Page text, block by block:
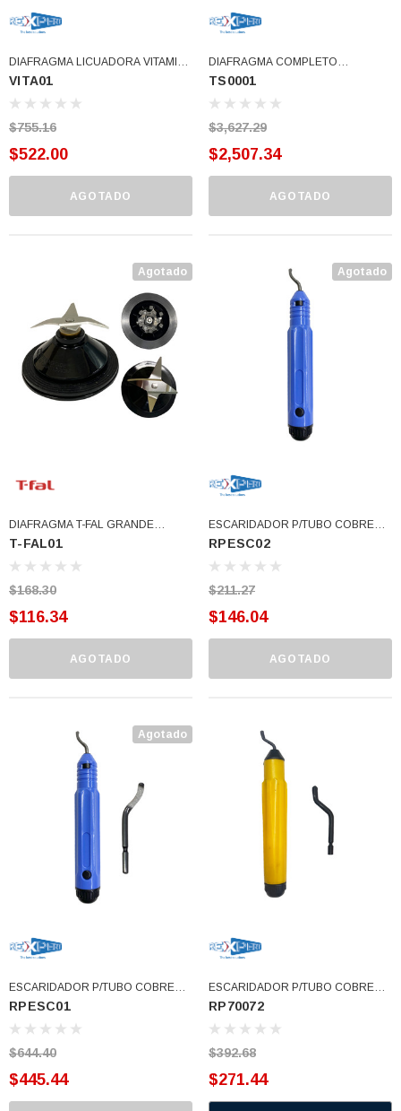
BALERO 6006 ORIG SELLO NEOPRENO
360130 W10239909 228C2007P001 (3934469)
3934469
$46.62
$30.68
AGREGAR AL CARRITO
DIAFRAGMA LICUADORA VITAMIX
CON TUERCA DE FIJACION
COMPATIBLE OSTER XPERT PRO
(VITA01)
VITA01
$755.16
$522.00
AGOTADO
DIAFRAGMA COMPLETO
LICUADORA INDUSTRIAL TAPISA
(TS0001)
TS0001
$3,627.29
$2,507.34
AGOTADO
Agotado
DIAFRAGMA T-FAL GRANDE
INFINITY ORIGINAL (T-FAL01)
T-FAL01
$168.30
$116.34
AGOTADO
Agotado
ESCARIDADOR P/TUBO COBRE
CONCAVO CUCHILLA EXTERNA
AZUL (RPESC02)
RPESC02
$211.27
$146.04
AGOTADO
Agotado
ESCARIDADOR P/TUBO COBRE
CONCAVO CUCHILLA EXTERNA
UNIWEL AMARILLO (RPESC01)
RPESC01
$644.40
$445.44
ESCARIDADOR P/TUBO COBRE
UNIWELD CONCAVO CUCHILLA
EXTERNA (RP70072)
RP70072
$392.68
$271.44